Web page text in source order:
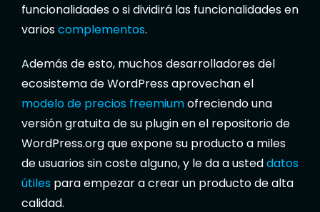
funcionalidades o si dividirá las funcionalidades en
varioscomplementos.
Además de esto, muchos desarrolladores del
ecosistema de WordPress aprovechan el
modelo de precios freemiumofreciendo una
versión gratuita de su plugin en el repositorio de
WordPress.org que expone su producto a miles
de usuarios sin coste alguno, y le da a usteddatos
útiles para empezar a crear un producto de alta
calidad.